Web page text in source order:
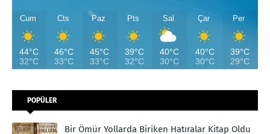
Cum
44°C
32°C
Cts
46°C
33°C
Paz
45°C
33°C
Pts
39°C
32°C
Sal
40°C
30°C
Çar
40°C
30°C
Per
39°C
29°C
POPÜLER
Bir Ömür Yollarda Biriken Hatıralar Kitap Oldu